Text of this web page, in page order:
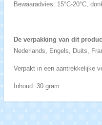
Bewaaradvies: 15°C-20°C,
De verpakking van dit
Nederlands, Engels, Duits,
Verpakt in een aantrekkelijke
Inhoud: 30 gram.